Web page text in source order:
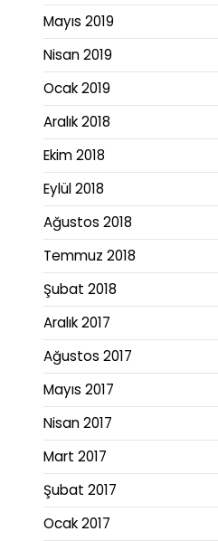
Mayıs 2019
Nisan 2019
Ocak 2019
Aralık 2018
Ekim 2018
Eylül 2018
Ağustos 2018
Temmuz 2018
Şubat 2018
Aralık 2017
Ağustos 2017
Mayıs 2017
Nisan 2017
Mart 2017
Şubat 2017
Ocak 2017